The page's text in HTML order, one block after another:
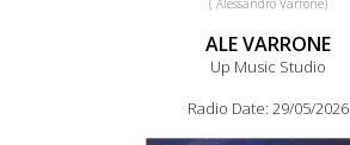
( Alessandro Varrone)
ALE VARRONE
Up Music Studio
Radio Date: 29/05/2026